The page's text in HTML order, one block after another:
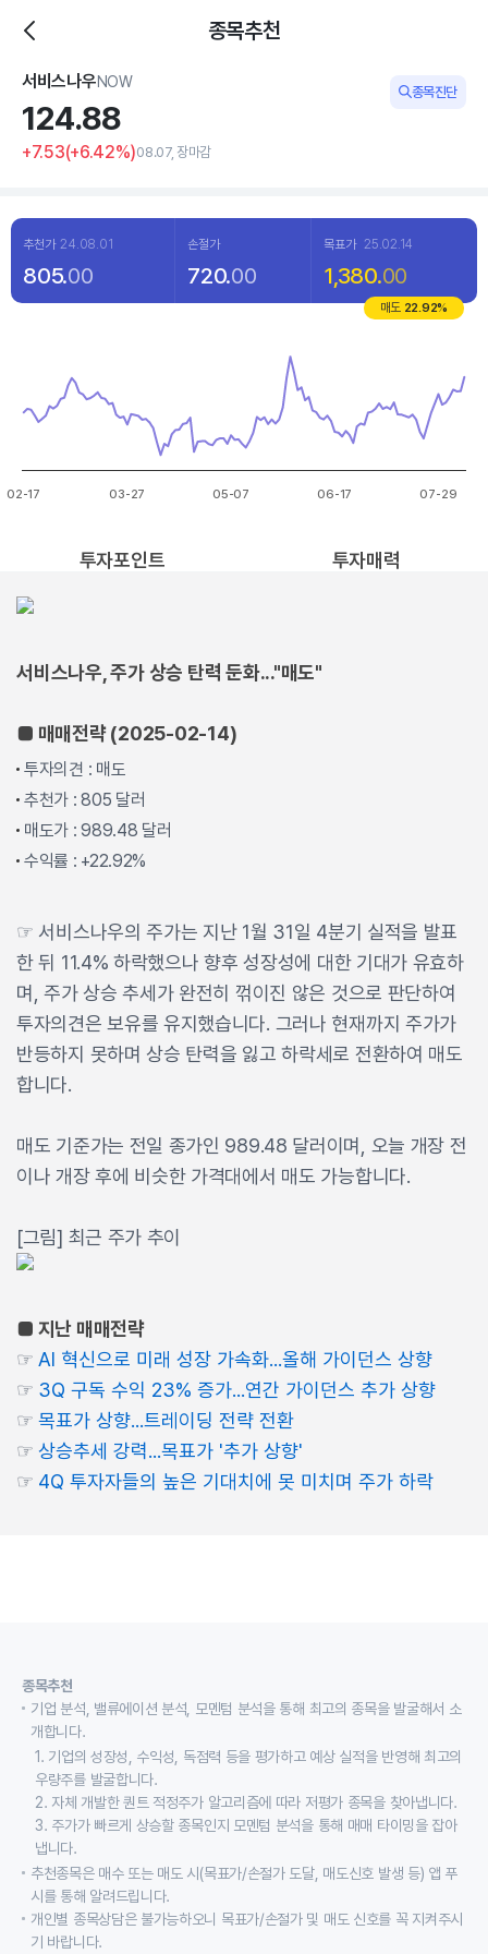
종목추천
서비스나우NOW
종목진단
124.88
+7.53(+6.42%)08.07, 장마감
추천가 24.08.01 손절가 목표가 25.02.14
805.00 720.00 1,380.00
매도 22.92%
The chart has 1 X axis displaying categories.
The chart has 1 Y axis displaying values. Data ranges from 83 to
02-17 03-27 05-07 06-17 07-29
투자포인트 투자매력
서비스나우, 주가 상승 탄력 둔화..."매도"
■ 매매전략 (2025-02-14)
투자의견 : 매도
추천가 : 805 달러
매도가 : 989.48 달러
수익률 : +22.92%
☞ 서비스나우의 주가는 지난 1월 31일 4분기 실적을 발표
한 뒤 11.4% 하락했으나 향후 성장성에 대한 기대가 유효하
며, 주가 상승 추세가 완전히 꺾이진 않은 것으로 판단하여
투자의견은 보유를 유지했습니다. 그러나 현재까지 주가가
반등하지 못하며 상승 탄력을 잃고 하락세로 전환하여 매도
합니다.
매도 기준가는 전일 종가인 989.48 달러이며, 오늘 개장 전
이나 개장 후에 비슷한 가격대에서 매도 가능합니다.
[그림] 최근 주가 추이
■ 지난 매매전략
☞AI 혁신으로 미래 성장 가속화...올해 가이던스 상향
☞ 3Q 구독 수익 23% 증가...연간 가이던스 추가 상향
☞목표가 상향...트레이딩 전략 전환
☞상승추세 강력...목표가 '추가 상향'
☞ 4Q 투자자들의 높은 기대치에 못 미치며 주가 하락
종목추천
기업 분석, 밸류에이션 분석, 모멘텀 분석을 통해 최고의 종목을 발굴해서 소
개합니다.
1. 기업의 성장성, 수익성, 독점력 등을 평가하고 예상 실적을 반영해 최고의
우량주를 발굴합니다.
2. 자체 개발한 퀀트 적정주가 알고리즘에 따라 저평가 종목을 찾아냅니다.
3. 주가가 빠르게 상승할 종목인지 모멘텀 분석을 통해 매매 타이밍을 잡아
냅니다.
추천종목은 매수 또는 매도 시(목표가/손절가 도달, 매도신호 발생 등) 앱 푸
시를 통해 알려드립니다.
개인별 종목상담은 불가능하오니 목표가/손절가 및 매도 신호를 꼭 지켜주시
기 바랍니다.